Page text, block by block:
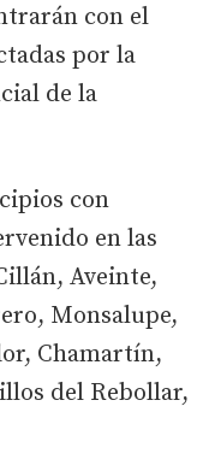
con el
por la
de la
con
en las
Aveinte,
Monsalupe,
Chamartín,
del Rebollar,